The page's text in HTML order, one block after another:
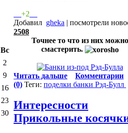
Вс
2
9
16
23
30
+2
Добавил gheka | посмотрели
2508
Точнее то что из них можно
смастерить.
Читать дальше
Комментарии
(0) Теги: поделки банки Рэд-Булл
Интересности
Прикольные